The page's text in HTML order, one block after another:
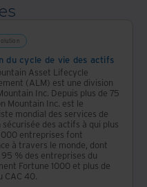
du cycle de vie des actifs
Asset Lifecycle
(ALM) est une division
Inc. Depuis plus de 75
Mountain Inc. est le
mondial des services de
sécurisée des actifs à qui plus
000 entreprises font
à travers le monde, dont
95 % des entreprises du
Fortune 1000 et plus de
CAC 40.